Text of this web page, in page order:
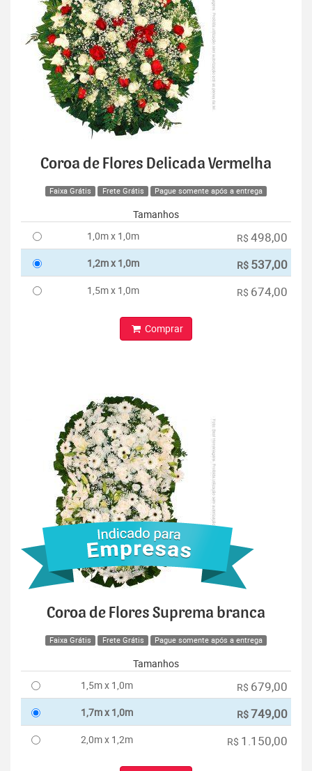
Coroa de Flores Delicada Vermelha
Faixa Grátis Frete Grátis Pague somente após a entrega
Tamanhos
1,0m x 1,0m
R$ 498,00
1,2m x 1,0m R$ 537,00
1,5m x 1,0m R$ 674,00
Comprar
Coroa de Flores Suprema branca
Faixa Grátis Frete Grátis Pague somente após a entrega
Tamanhos
1,5m x 1,0m
R$ 679,00
1,7m x 1,0m R$749,00
2,0m x 1,2m R$ 1.150,00